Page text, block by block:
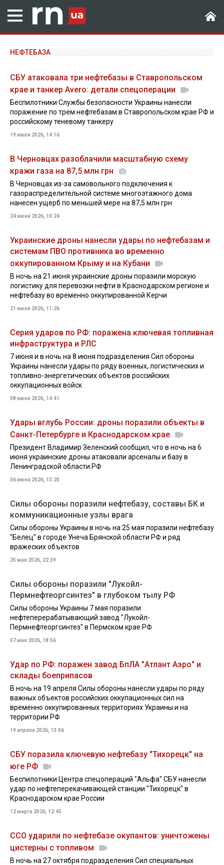
НЕФТЕБАЗА
СБУ атаковала три нефтебазы в Ставропольском
крае и танкер Avero: детали спецоперации
Беспилотники Службы безопасности Украины нанесли
поражение по трем нефтебазам в Ставропольском крае РФ и
российскому теневому танкеру
19 июля 2026, 14:16
В Черновцах разоблачили масштабную схему
кражи газа на 87,5 млн грн
В Черновцах из-за самовольного подключения к
газораспределительной системе многоэтажного дома
нанесен ущерб по меньшей мере на 87,5 млн грн
24 июня 2026, 10:24
Украинские дроны нанесли удары по нефтебазам и
системам ПВО противника во временно
оккупированном Крыму и на Кубани
В ночь на 21 июня украинские дроны поразили морскую
логистику для перевозки нефти в Краснодарском регионе и
нефтебазу во временно оккупированной Керчи
21 июня 2026, 11:26
Серия ударов по РФ: поражена ключевая топливная
инфраструктура и РЛС
7 июня и в ночь на 8 июня подразделения Сил обороны
Украины нанесли удары по ряду военных, логистических и
топливно-энергетических объектов российских
оккупационных войск
08 июня 2026, 14:41
Удары вглубь России: дроны поразили объекты в
Санкт-Петербурге и Краснодарском крае
Президент Владимир Зеленский сообщил, что в ночь на 6
июня украинские дроны атаковали арсеналы и базу в
Ленинградской области РФ
06 июня 2026, 13:20
Силы обороны поразили нефтебазу, составы БК и
коммуникационные узлы врага
Силы обороны Украины в ночь на 25 мая поразили нефтебазу
"Белец" в городе Унеча Брянской области РФ и ряд
вражеских объектов
25 мая 2026, 22:39
Силы обороны поразили "Лукойл-
Пермнефтеоргсинтез" в глубоком тылу РФ
Силы обороны Украины 7 мая поразили
нефтеперерабатывающий завод "Лукойл-
Пермнефтеоргсинтез" в Пермском крае РФ
07 мая 2026, 18:56
Удар по РФ: поражен завод БпЛА "Атлант Аэро" и
склады боеприпасов
В ночь на 19 апреля Силы обороны нанесли удары по ряду
важных объектов российских оккупационных сил на
временно оккупированных территориях Украины и на
территории РФ
19 апреля 2026, 13:06
СБУ поразила ключевую нефтебазу "Тихорецк" на
юге РФ
Беспилотники Центра спецопераций "Альфа" СБУ нанесли
удар по нефтеперекачивающей станции "Тихорецк" в
Краснодарском крае России
12 марта 2026, 12:45
ССО ударили по нефтебазе окупантов: уничтожены
цистерны с топливом
В ночь на 27 октября подразделения Сил специальных